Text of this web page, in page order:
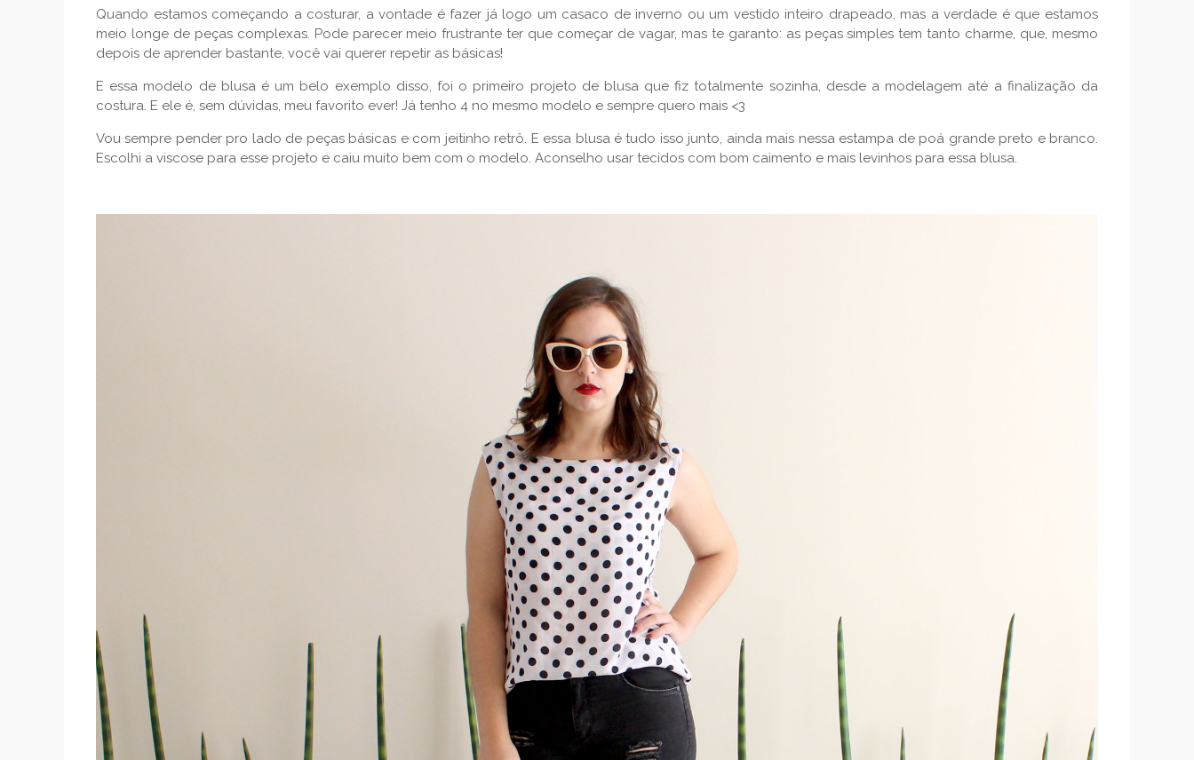
Quando estamos começando a costurar, a vontade é fazer já logo um casaco de inverno ou um vestido inteiro drapeado, mas a verdade é que estamos
meio longe de peças complexas. Pode parecer meio frustrante ter que começar de vagar, mas te garanto: as peças simples tem tanto charme, que, mesmo
depois de aprender bastante, você vai querer repetir as básicas!
E essa modelo de blusa é um belo exemplo disso, foi o primeiro projeto de blusa que fiz totalmente sozinha, desde a modelagem até a finalização da
costura. E ele é, sem dúvidas, meu favorito ever! Já tenho 4 no mesmo modelo e sempre quero mais <3
Vou sempre pender pro lado de peças básicas e com jeitinho retrô. E essa blusa é tudo isso junto, ainda mais nessa estampa de poá grande preto e branco.
Escolhi a viscose para esse projeto e caiu muito bem com o modelo. Aconselho usar tecidos com bom caimento e mais levinhos para essa blusa.